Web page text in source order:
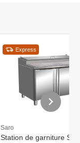
Express
Saro
Station de garniture